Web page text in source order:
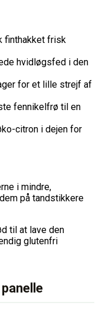
frisk
hvidløgsfed i den
for et lille strejf af
fennikelfrø til en
citron i dejen for
i mindre,
på tandstikkere
til at lave den
glutenfri